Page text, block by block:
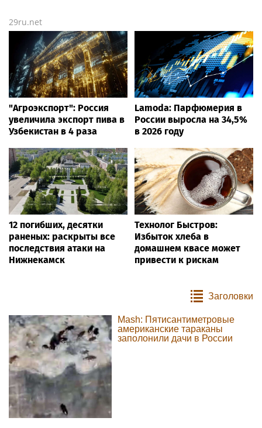
29ru.net
"Агроэкспорт": Россия
увеличила экспорт пива в
Узбекистан в 4 раза
Lamoda: Парфюмерия в
России выросла на 34,5%
в 2026 году
12 погибших, десятки
раненых: раскрыты все
последствия атаки на
Нижнекамск
Технолог Быстров:
Избыток хлеба в
домашнем квасе может
привести к рискам
Заголовки
Mash: Пятисантиметровые
американские тараканы
заполонили дачи в России